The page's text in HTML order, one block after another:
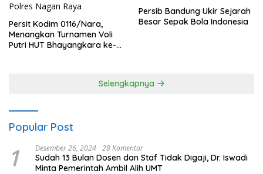
Persit Kodim 0116/Nara,
Menangkan Turnamen Voli
Putri HUT Bhayangkara ke-
Persib Bandung Ukir Sejarah
Besar Sepak Bola Indonesia
Selengkapnya
Popular Post
1 Desember 26, 2024 28 Komentar
Sudah 13 Bulan Dosen dan Staf Tidak Digaji, Dr. Iswadi
Minta Pemerintah Ambil Alih UMT